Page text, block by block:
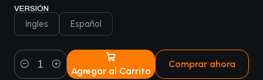
VERSIÓN
Ingles Español
Cantidad Agregar al Carrito
Comprar ahora